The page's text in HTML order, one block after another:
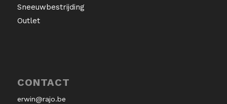
Sneeuwbestrijding
Outlet
CONTACT
erwin@rajo.be